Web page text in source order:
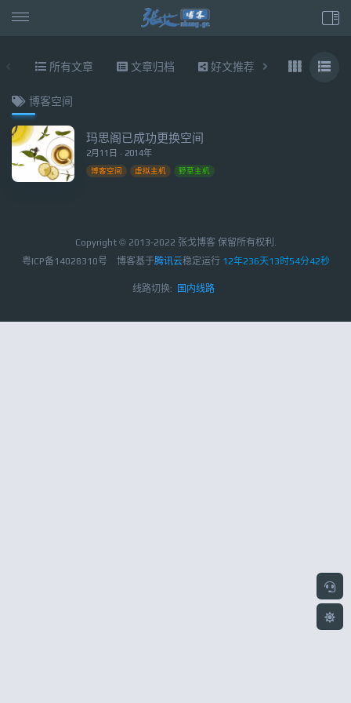
所有文章 文章归档 好文推荐 东拉西扯
博客空间
2月11日 · 2014年
玛思阁已成功更换空间
博客空间 虚拟主机 野草主机
Copyright © 2013-2022 张戈博客 保留所有权利.
粤ICP备14028310号
博客基于腾讯云稳定运行 12年236天13时54分42秒
线路切换: 国内线路